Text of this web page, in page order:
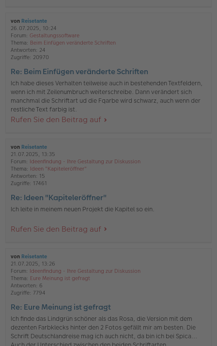
von Reisetante
26.07.2025, 10:24
Forum: Gestaltungssoftware
Thema: Beim Einfügen veränderte Schriften
Antworten: 24
Zugriffe: 20970
Re: Beim Einfügen veränderte Schriften
Ich habe dieses Verhalten teilweise auch in bestehenden Textfeldern,
wenn ich mit Zeilenumbruch weiterschreibe. Dann verändert sich
manchmal die Schriftart ud die Fqarbe wird schwarz, auch wenn der
restliche Text farbig ist.
Rufen Sie den Beitrag auf
von Reisetante
21.07.2025, 13:35
Forum: Ideenfindung - Ihre Gestaltung zur Diskussion
Thema: Ideen "Kapiteleröffner"
Antworten: 15
Zugriffe: 17461
Re: Ideen "Kapiteleröffner"
Ich leite in meinem neuen Projekt die Kapitel so ein.
Rufen Sie den Beitrag auf
von Reisetante
21.07.2025, 13:26
Forum: Ideenfindung - Ihre Gestaltung zur Diskussion
Thema: Eure Meinung ist gefragt
Antworten: 6
Zugriffe: 7794
Re: Eure Meinung ist gefragt
Ich finde das Lindgrün schöner als das Rosa, die Version mit dem
dezenten Farbklecks hinter den 2 Fotos gefällt mir am besten. Die
Schrift Deutschlandreise mag ich auch nicht, da bin ich bei Spica...